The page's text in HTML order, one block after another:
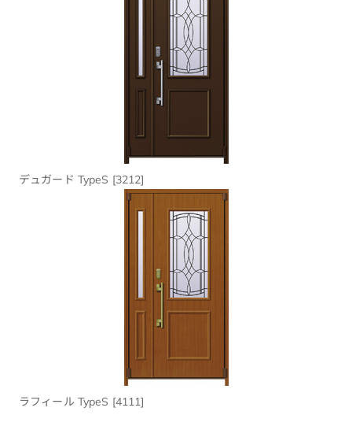
デュガード TypeS [3212]
ラフィール TypeS [4111]